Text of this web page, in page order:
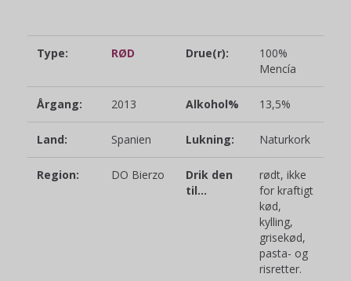
Type: RØD Drue(r):
100%
Mencía
Årgang: 2013 Alkohol% 13,5%
Land: Spanien Lukning: Naturkork
Region: DO Bierzo
Drik den
til...
rødt, ikke
for kraftigt
kød,
kylling,
grisekød,
pasta- og
risretter.